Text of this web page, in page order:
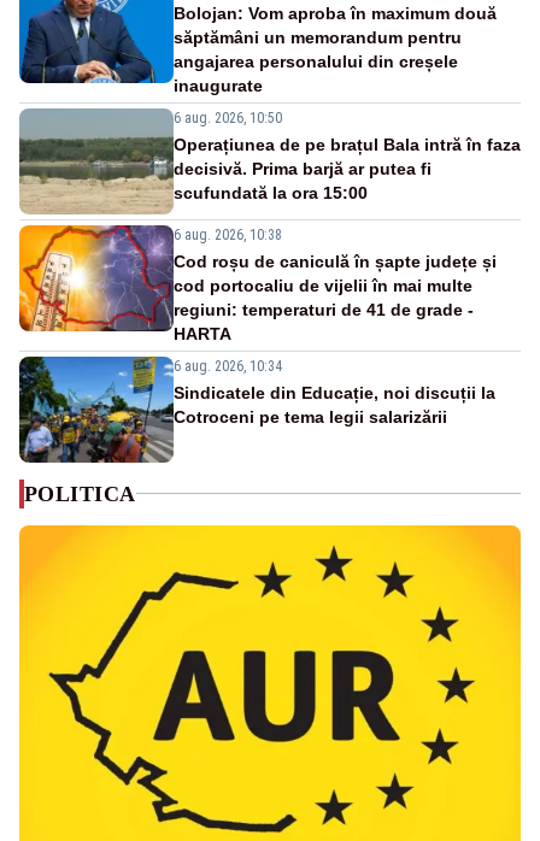
Bolojan: Vom aproba în maximum două
săptămâni un memorandum pentru
angajarea personalului din creșele
inaugurate
6 aug. 2026, 10:50
Operațiunea de pe brațul Bala intră în faza
decisivă. Prima barjă ar putea fi
scufundată la ora 15:00
6 aug. 2026, 10:38
Cod roșu de caniculă în șapte județe și
cod portocaliu de vijelii în mai multe
regiuni: temperaturi de 41 de grade -
HARTA
6 aug. 2026, 10:34
Sindicatele din Educație, noi discuții la
Cotroceni pe tema legii salarizării
POLITICA